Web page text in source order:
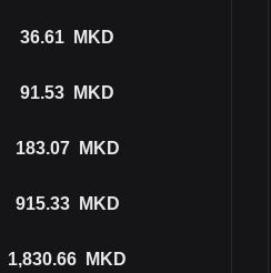
36.61 MKD
91.53 MKD
183.07 MKD
915.33 MKD
1,830.66 MKD